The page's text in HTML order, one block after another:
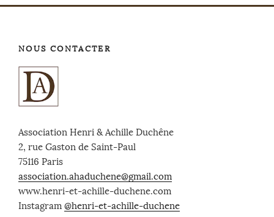
NOUS CONTACTER
Association Henri & Achille Duchêne
2, rue Gaston de Saint-Paul
75116 Paris
association.ahaduchene@gmail.com
www.henri-et-achille-duchene.com
Instagram @henri-et-achille-duchene